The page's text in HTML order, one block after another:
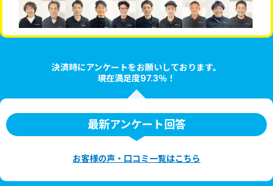
決済時にアンケートをお願いしております。
現在満足度97.3％！
最新アンケート回答
お客様の声・口コミ一覧はこちら